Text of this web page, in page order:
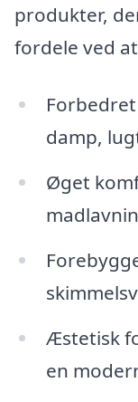
produkter,
fordele ved
damp,
Øget
Æstetisk
en